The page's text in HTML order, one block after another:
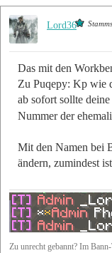
Das mit den
Zu Puqepy: Kp wie
ab sofort sollte
Nummer der
Mit den Namen bei
ändern, zumindest
Zu unrecht gebannt? Im
Lord36